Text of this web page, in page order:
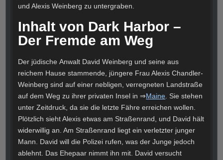
und Alexis Weinberg zu untergraben.
Inhalt von Dark Harbor –
Der Fremde am Weg
Der jüdische Anwalt David Weinberg und seine aus
reichem Hause stammende, jüngere Frau Alexis Chandler-
Weinberg sind auf einer nebligen, verregneten Landstraße
auf dem Weg zu ihrer privaten Insel in ⇒Maine . Sie stehen
unter Zeitdruck, da sie die letzte Fähre erreichen wollen.
Plötzlich sieht Alexis etwas am Straßenrand, und David hält
widerwillig an. Am Straßenrand liegt ein verletzter junger
Mann. David will die Polizei rufen, was der Junge jedoch
ablehnt. Das Ehepaar nimmt ihn mit. David versucht